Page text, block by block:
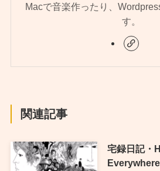
Macで音楽作ったり、
す。
関連記事
宅録日記・